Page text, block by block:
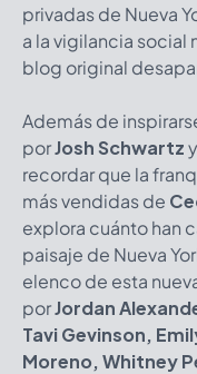
privadas de Nueva
a la vigilancia social
blog original
Además de
porJosh Schwartzy
recordar que la
más vendidas de
explora cuánto han
paisaje de Nueva
elenco de esta
porJordan
Tavi Gevinson,
Moreno, Whitney